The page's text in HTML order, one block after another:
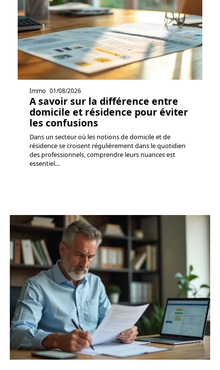
Immo 01/08/2026
A savoir sur la différence entre
domicile et résidence pour éviter
les confusions
Dans un secteur où les notions de domicile et de
résidence se croisent régulièrement dans le quotidien
des professionnels, comprendre leurs nuances est
essentiel…